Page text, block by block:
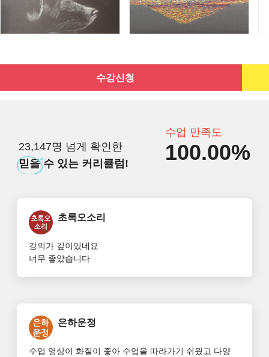
수강신청
23,147명 넘게 확인한
믿을수 있는 커리큘럼!
수업 만족도
100.00%
초록오소리
강의가 깊이있네요
너무 좋았습니다
은하운정
수업 영상이 화질이 좋아 수업을 따라가기 쉬웠고 다양